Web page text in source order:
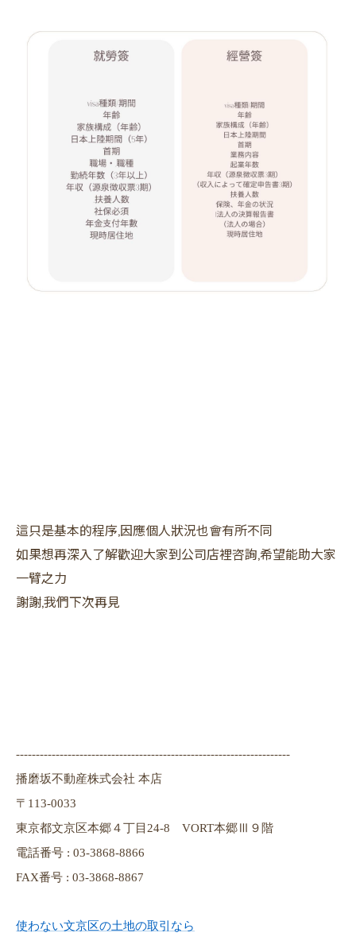
這只是基本的程序,因應個人狀況也會有所不同
如果想再深入了解歡迎大家到公司店裡咨詢,希望能助大家
一臂之力
謝謝,我們下次再見
---------------------------------------------------------------------
播磨坂不動産株式会社 本店
〒113-0033
東京都文京区本郷４丁目24-8 VORT本郷Ⅲ９階
電話番号 : 03-3868-8866
FAX番号 : 03-3868-8867
使わない文京区の土地の取引なら